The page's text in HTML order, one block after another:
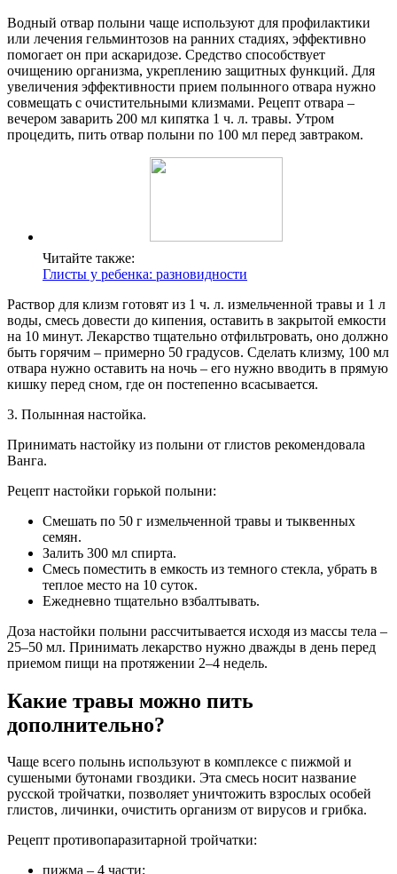
Водный отвар полыни чаще используют для профилактики
или лечения гельминтозов на ранних стадиях, эффективно
помогает он при аскаридозе. Средство способствует
очищению организма, укреплению защитных функций. Для
увеличения эффективности прием полынного отвара нужно
совмещать с очистительными клизмами. Рецепт отвара –
вечером заварить 200 мл кипятка 1 ч. л. травы. Утром
процедить, пить отвар полыни по 100 мл перед завтраком.
Читайте также:
Глисты у ребенка: разновидности
Раствор для клизм готовят из 1 ч. л. измельченной травы и 1 л
воды, смесь довести до кипения, оставить в закрытой емкости
на 10 минут. Лекарство тщательно отфильтровать, оно должно
быть горячим – примерно 50 градусов. Сделать клизму, 100 мл
отвара нужно оставить на ночь – его нужно вводить в прямую
кишку перед сном, где он постепенно всасывается.
3. Полынная настойка.
Принимать настойку из полыни от глистов рекомендовала
Ванга.
Рецепт настойки горькой полыни:
Смешать по 50 г измельченной травы и тыквенных
семян.
Залить 300 мл спирта.
Смесь поместить в емкость из темного стекла, убрать в
теплое место на 10 суток.
Ежедневно тщательно взбалтывать.
Доза настойки полыни рассчитывается исходя из массы тела –
25–50 мл. Принимать лекарство нужно дважды в день перед
приемом пищи на протяжении 2–4 недель.
Какие травы можно пить
дополнительно?
Чаще всего полынь используют в комплексе с пижмой и
сушеными бутонами гвоздики. Эта смесь носит название
русской тройчатки, позволяет уничтожить взрослых особей
глистов, личинки, очистить организм от вирусов и грибка.
Рецепт противопаразитарной тройчатки:
пижма – 4 части;